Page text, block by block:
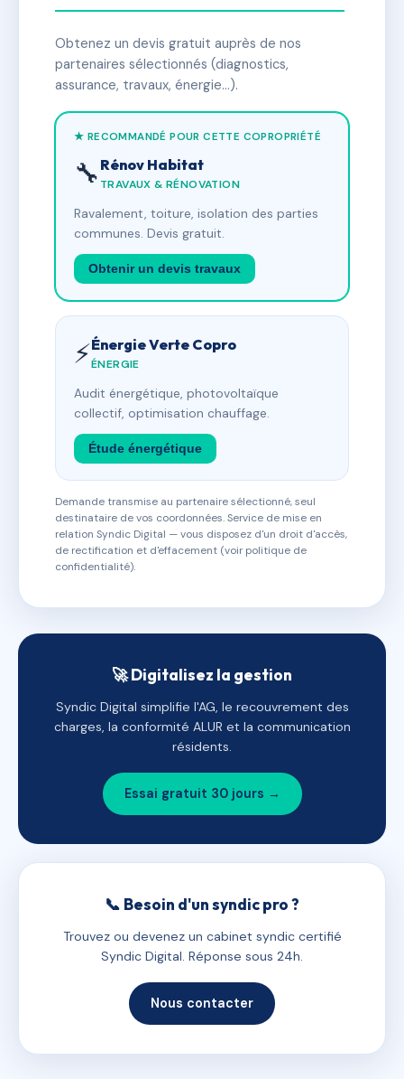
Obtenez un devis gratuit auprès de nos
partenaires sélectionnés (diagnostics,
assurance, travaux, énergie…).
★ RECOMMANDÉ POUR CETTE COPROPRIÉTÉ
🔧 Rénov Habitat
TRAVAUX & RÉNOVATION
Ravalement, toiture, isolation des parties
communes. Devis gratuit.
Obtenir un devis travaux
⚡Énergie Verte Copro
ÉNERGIE
Audit énergétique, photovoltaïque
collectif, optimisation chauffage.
Étude énergétique
Demande transmise au partenaire sélectionné, seul
destinataire de vos coordonnées. Service de mise en
relation Syndic Digital — vous disposez d'un droit d'accès,
de rectification et d'effacement (voir politique de
confidentialité).
🚀 Digitalisez la gestion
Syndic Digital simplifie l'AG, le recouvrement des
charges, la conformité ALUR et la communication
résidents.
Essai gratuit 30 jours →
📞 Besoin d'un syndic pro ?
Trouvez ou devenez un cabinet syndic certifié
Syndic Digital. Réponse sous 24h.
Nous contacter